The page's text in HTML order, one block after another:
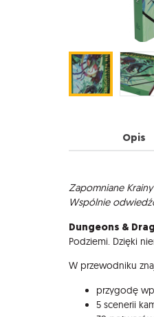
Opis
Opis
Zapomniane
Wspólnie
Dungeons &
Podziemi. Dzięki
W przewodniku
przygodę
5 scenerii